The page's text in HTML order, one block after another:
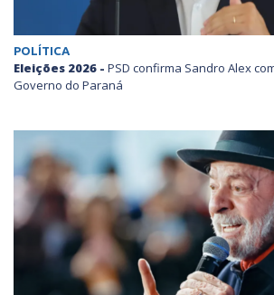
POLÍTICA
Eleições 2026 - PSD confirma Sandro Alex
Governo do Paraná